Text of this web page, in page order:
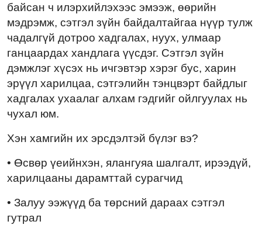
байсан ч илэрхийлэхээс эмээж, өөрийн
мэдрэмж, сэтгэл зүйн байдалтайгаа нүүр тулж
чадалгүй дотроо хадгалах, нуух, улмаар
ганцаардах хандлага үүсдэг. Сэтгэл зүйн
дэмжлэг хүсэх нь ичгэвтэр хэрэг бус, харин
эрүүл харилцаа, сэтгэлийн тэнцвэрт байдлыг
хадгалах ухаалаг алхам гэдгийг ойлгуулах нь
чухал юм.
Хэн хамгийн их эрсдэлтэй бүлэг вэ?
• Өсвөр үеийнхэн, ялангуяа шалгалт, ирээдүй,
харилцааны дарамттай сурагчид
• Залуу ээжүүд ба төрсний дараах сэтгэл
гутрал